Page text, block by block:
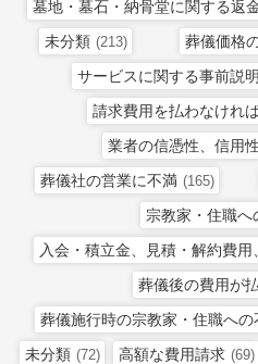
墓地・墓石・納骨堂に関する返
未分類 (213) 葬儀価格
サービスに関する事前説
請求費用を払わなけれ
業者の信憑性、信用
葬儀社の営業に不満 (165)
宗教家・住職へ
入会・積立金、見積・解約費
葬儀後の費用が
葬儀施行時の宗教家・住職への
未分類 (72) 高額な費用請求 (69)